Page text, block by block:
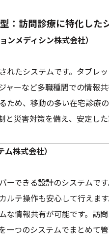
：訪問診療に特化した
ンメディシン株式会社）
れたシステムです。タブレ
ャーなど多職種間での情報
ため、移動の多い在宅診療
と災害対策を備え、安定し
株式会社）
ーできる設計のシステムで
ルテ操作も安心して行えま
な情報共有が可能です。訪
一つのシステムでまとめて